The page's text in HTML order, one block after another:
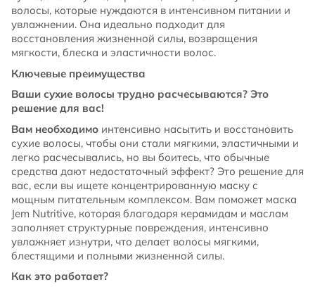
волосы, которые нуждаются в интенсивном питании и
увлажнении. Она идеально подходит для
восстановления жизненной силы, возвращения
мягкости, блеска и эластичности волос.
Ключевые преимущества
Ваши сухие волосы трудно расчесываются? Это
решение для вас!
Вам необходимо интенсивно насытить и восстановить
сухие волосы, чтобы они стали мягкими, эластичными и
легко расчесывались, но вы боитесь, что обычные
средства дают недостаточный эффект? Это решение для
вас, если вы ищете концентрированную маску с
мощным питательным комплексом. Вам поможет маска
Jem Nutritive, которая благодаря керамидам и маслам
заполняет структурные повреждения, интенсивно
увлажняет изнутри, что делает волосы мягкими,
блестящими и полными жизненной силы.
Как это работает?